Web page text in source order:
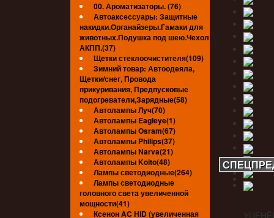
00. Ароматизаторы. (76)
Автоаксессуары: Защитные
накидки.Органайзеры.Гамаки для
животных.Подушка под шею.Чехол
АКПП.(37)
Щетки стеклоочистителя(109)
Зимний товар: Автоодеяла,
Щетки/снег, Провода
прикуривания, Предпусковые
подогреватели,Зарядные(58)
Автолампы Луч(70)
Автолампы Eagleye(1)
Автолампы Osram(67)
Автолампы Philips(37)
Автолампы Narva(21)
Автолампы Koito(48)
Лампы светодиодные(264)
Лампы светодиодные
головного света увеличенной
мощности(41)
Ксенон AC HID (увеличенная